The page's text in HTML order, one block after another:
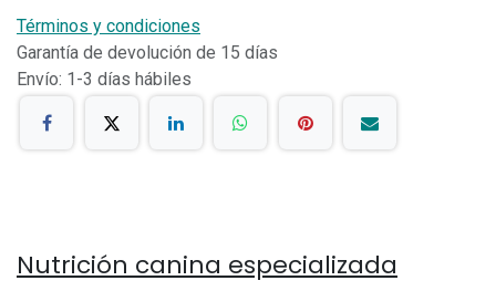
Términos y condiciones
Garantía de devolución de 15 días
Envío: 1-3 días hábiles
Nutrición canina especializada